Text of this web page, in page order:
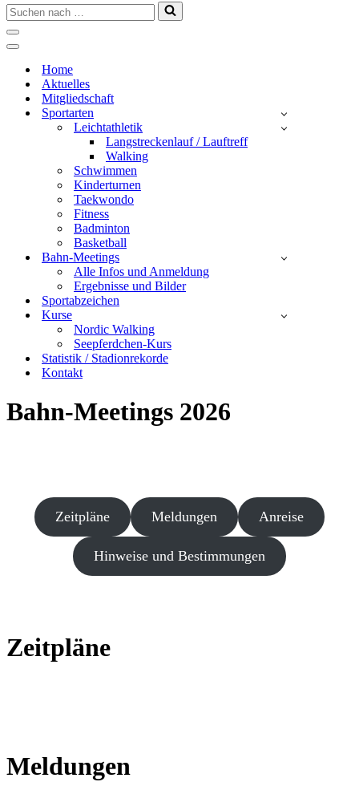
Suchen
nach …
Navigationsmenü
Navigationsmenü
Home
Aktuelles
Mitgliedschaft
Sportarten
Leichtathletik
Langstreckenlauf / Lauftreff
Walking
Schwimmen
Kinderturnen
Taekwondo
Fitness
Badminton
Basketball
Bahn-Meetings
Alle Infos und Anmeldung
Ergebnisse und Bilder
Sportabzeichen
Kurse
Nordic Walking
Seepferdchen-Kurs
Statistik / Stadionrekorde
Kontakt
Bahn-Meetings 2026
Zeitpläne Meldungen Anreise
Hinweise und Bestimmungen
Zeitpläne
Meldungen